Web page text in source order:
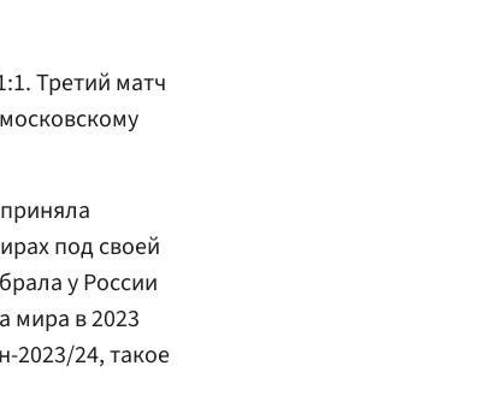
Третий матч
под своей
у России
мира в 2023
2023/24, такое